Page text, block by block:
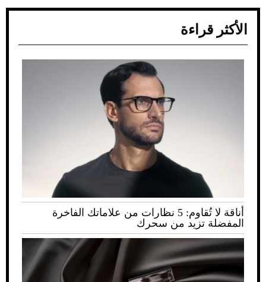
الأكثر قراءة
أناقة لا تُقاوم: 5 نظارات من علاماتك الفاخرة
المفضلة تزيد من سحرك